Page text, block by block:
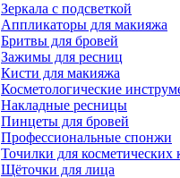
Зеркала с подсветкой
Аппликаторы для макияжа
Бритвы для бровей
Зажимы для ресниц
Кисти для макияжа
Косметологические
Накладные ресницы
Пинцеты для бровей
Профессиональные спонжи
Точилки для косметических
Щёточки для лица